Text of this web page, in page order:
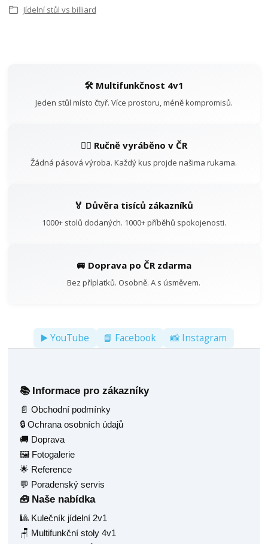
Jídelní stůl vs billiard
🛠️ Multifunkčnost 4v1
Jeden stůl místo čtyř. Více prostoru, méně kompromisů.
👷‍♂️ Ručně vyráběno v ČR
Žádná pásová výroba. Každý kus projde našima rukama.
🏅 Důvěra tisíců zákazníků
1000+ stolů dodaných. 1000+ příběhů spokojenosti.
🚐 Doprava po ČR zdarma
Bez příplatků. Osobně. A s úsměvem.
▶️ YouTube 📘 Facebook 📸 Instagram
📚 Informace pro zákazníky
📄 Obchodní podmínky
🔒 Ochrana osobních údajů
🚚 Doprava
🖼️ Fotogalerie
🌟 Reference
💬 Poradenský servis
🧰 Naše nabídka
🎱 Kulečník jídelní 2v1
🪑 Multifunkční stoly 4v1